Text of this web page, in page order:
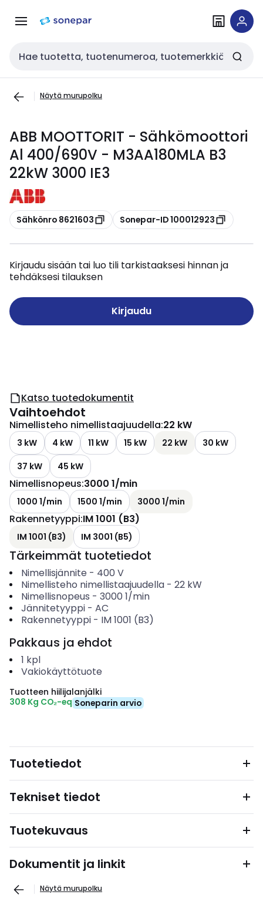
navigointiinsisältöön
Haku
Näytä murupolku
ABB MOOTTORIT - Sähkömoottori
Al 400/690V - M3AA180MLA B3
22kW 3000 IE3
Kopioi
Sähkönro 8621603 Kopioi
Sonepar-ID 100012923
Kirjaudu sisään tai luo tili tarkistaaksesi hinnan ja
tehdäksesi tilauksen
Kirjaudu
Katso tuotedokumentit
Vaihtoehdot
Nimellisteho nimellistaajuudella:22 kW
3 kW 4 kW 11 kW 15 kW 22 kW
30 kW
37 kW
45 kW
Nimellisnopeus:3000 1/min
1000 1/min 1500 1/min 3000 1/min
Rakennetyyppi:IM 1001 (B3)
IM 1001 (B3) IM 3001 (B5)
Tärkeimmät tuotetiedot
Nimellisjännite - 400 V
Nimellisteho nimellistaajuudella- 22 kW
Nimellisnopeus - 3000 1/min
Jännitetyyppi- AC
Rakennetyyppi- IM 1001 (B3)
Pakkaus ja ehdot
1 kpl
Vakiokäyttötuote
Tuotteen hiilijalanjälki
308 Kg CO₂-eq Soneparin arvio
Tuotetiedot
Tekniset tiedot
Tuotekuvaus
Dokumentit ja linkit
Näytä murupolku